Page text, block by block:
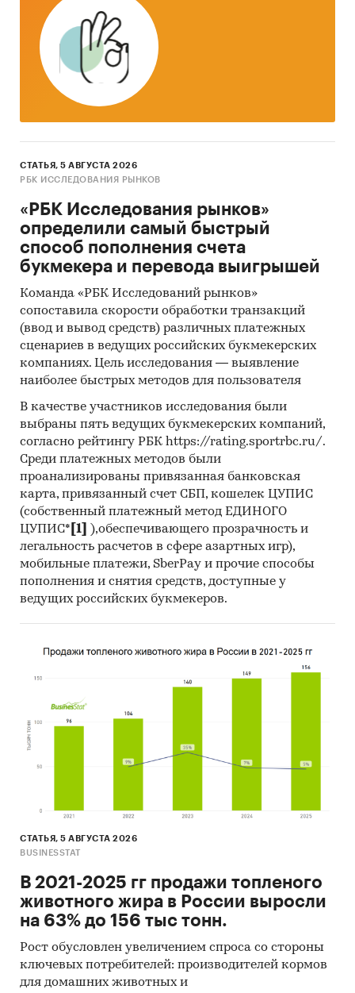
СТАТЬЯ, 5 АВГУСТА 2026
РБК ИССЛЕДОВАНИЯ РЫНКОВ
«РБК Исследования рынков»
определили самый быстрый
способ пополнения счета
букмекера и перевода выигрышей
Команда «РБК Исследований рынков»
сопоставила скорости обработки транзакций
(ввод и вывод средств) различных платежных
сценариев в ведущих российских букмекерских
компаниях. Цель исследования — выявление
наиболее быстрых методов для пользователя
В качестве участников исследования были
выбраны пять ведущих букмекерских компаний,
согласно рейтингу РБК https://rating.sportrbc.ru/.
Среди платежных методов были
проанализированы привязанная банковская
карта, привязанный счет СБП, кошелек ЦУПИС
(собственный платежный метод ЕДИНОГО
ЦУПИС* [1]
),обеспечивающего прозрачность и
легальность расчетов в сфере азартных игр),
мобильные платежи, SberPay и прочие способы
пополнения и снятия средств, доступные у
ведущих российских букмекеров.
СТАТЬЯ, 5 АВГУСТА 2026
BUSINESSTAT
В 2021-2025 гг продажи топленого
животного жира в России выросли
на 63% до 156 тыс тонн.
Рост обусловлен увеличением спроса со стороны
ключевых потребителей: производителей кормов
для домашних животных и